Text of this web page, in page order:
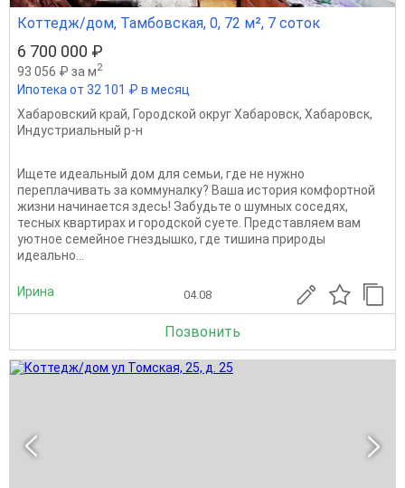
Коттедж/дом, Тамбовская, 0, 72 м², 7 соток
6 700 000 ₽
93 056 ₽ за м2
Ипотека от 32 101 ₽ в месяц
Хабаровский край, Городской округ Хабаровск, Хабаровск,
Индустриальный р-н
Ищете идеальный дом для семьи, где не нужно
переплачивать за коммуналку? Ваша история комфортной
жизни начинается здесь! Забудьте о шумных соседях,
тесных квартирах и городской суете. Представляем вам
уютное семейное гнездышко, где тишина природы
идеально...
Ирина 04.08
Позвонить